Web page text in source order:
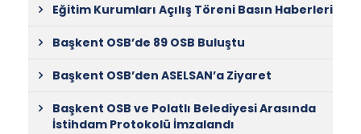
Eğitim Kurumları Açılış Töreni Basın Haberleri
Başkent OSB’de 89 OSB Buluştu
Başkent OSB’den ASELSAN’a Ziyaret
Başkent OSB ve Polatlı Belediyesi Arasında
İstihdam Protokolü İmzalandı